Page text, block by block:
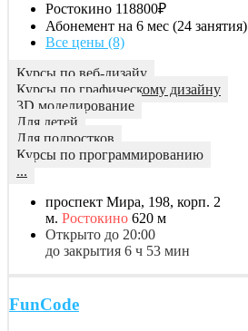
Ростокино 118800₽
Абонемент на 6 мес (24 занятия)
Все цены (8)
Курсы по веб-дизайу
Курсы по графическому дизайну
3D моделирование
Для детей
Для подростков
Курсы по программированию
...
проспект Мира, 198, корп. 2
м. Ростокино 620 м
Открыто до 20:00
до закрытия 6 ч 53 мин
FunCode